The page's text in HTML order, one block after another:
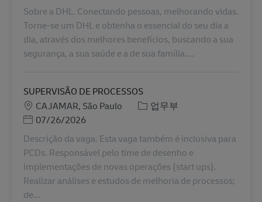
Sobre a DHL. Conectando pessoas, melhorando vidas.
Torne-se um DHL e obtenha o essencial do seu dia a
dia, através dos melhores benefícios, buscando a sua
segurança, a sua saúde e a de sua família....
SUPERVISÃO DE PROCESSOS
장소CAJAMAR, São Paulo 카테고리
업무부
Posted Date
07/26/2026
Descrição da vaga. Esta vaga também é inclusiva para
PCDs. Responsável pelo time de desenho e
implementações de novas operações (start ups).
Realizar análises e estudos de melhoria de processos;
de...